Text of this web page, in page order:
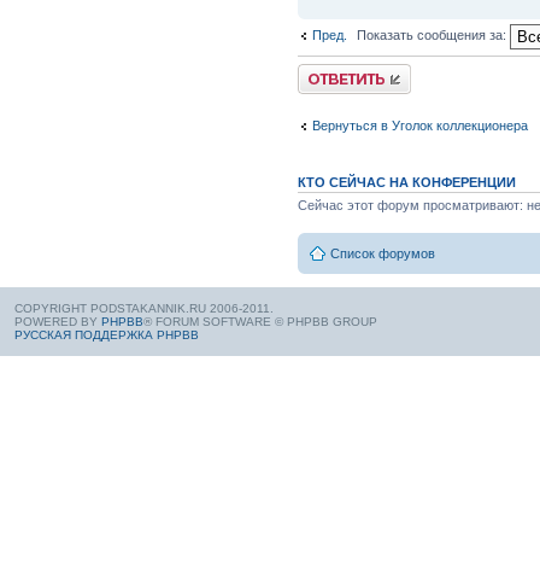
Пред. Показать сообщения за:
Вернуться в Уголок коллекционера
КТО СЕЙЧАС НА КОНФЕРЕНЦИИ
Сейчас этот форум просматривают:
Список форумов
COPYRIGHT PODSTAKANNIK.RU 2006-2011.
POWERED BY PHPBB® FORUM SOFTWARE © PHPBB GROUP
РУССКАЯ ПОДДЕРЖКА PHPBB